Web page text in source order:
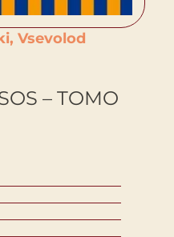
Vsevolod
– TOMO